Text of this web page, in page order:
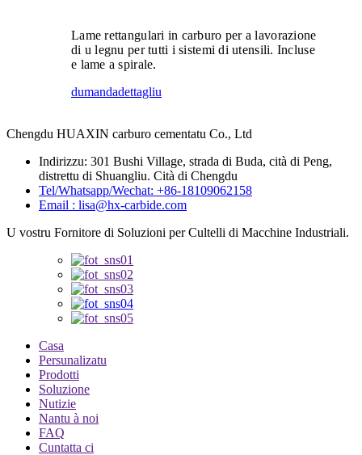
Lame rettangulari in carburo per a lavorazione
di u legnu per tutti i sistemi di utensili. Incluse
e lame a spirale.
dumandadettagliu
Chengdu HUAXIN carburo cementatu Co., Ltd
Indirizzu: 301 Bushi Village, strada di Buda, cità di Peng,
distrettu di Shuangliu. Cità di Chengdu
Tel/Whatsapp/Wechat: +86-18109062158
Email : lisa@hx-carbide.com
U vostru Fornitore di Soluzioni per Cultelli di Macchine Industriali.
Casa
Persunalizatu
Prodotti
Soluzione
Nutizie
Nantu à noi
FAQ
Cuntatta ci